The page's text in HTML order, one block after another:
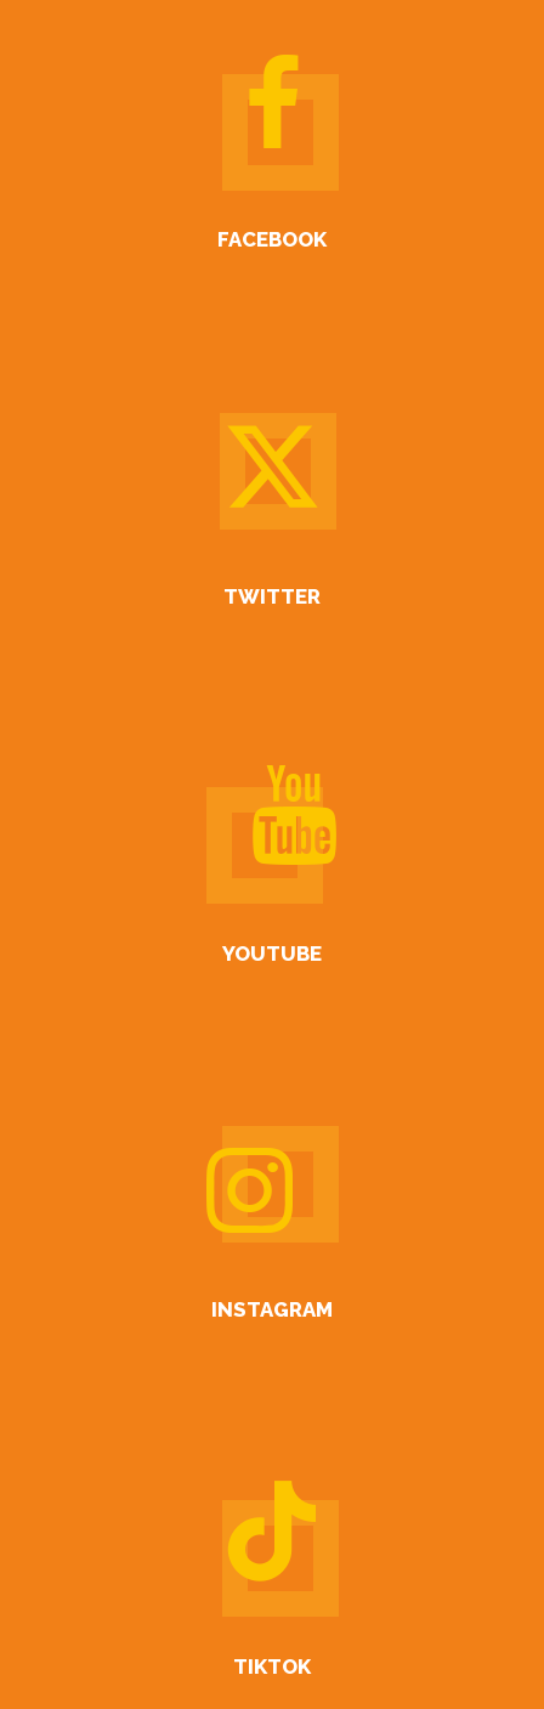
FACEBOOK
TWITTER
YOUTUBE
INSTAGRAM
TIKTOK